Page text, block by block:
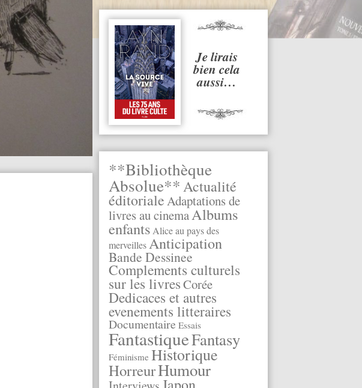
Je lirais
bien cela
aussi…
**Bibliothèque
Absolue**Actualité
éditorialeAdaptations de
livres au cinemaAlbums
enfantsAlice au pays des
merveillesAnticipation
Bande Dessinee
Complements culturels
sur les livresCorée
Dedicaces et autres
evenements litteraires
Documentaire Essais
FantastiqueFantasy
Féminisme Historique
HorreurHumour